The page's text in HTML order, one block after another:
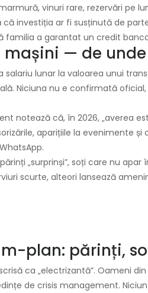
vinuri rare, rezervări pe
că investiția ar fi susținută de
familia a garantat un credit
mașini — de
salariu lunar la valoarea unui
Niciuna nu e confirmată
notează că, în 2026, „averea
aparițiile la evenimente și
„surprinși”, soți care nu
scurte, alteori lansează
plan: părinți,
ca „electrizantă”. Oameni
de crisis management.